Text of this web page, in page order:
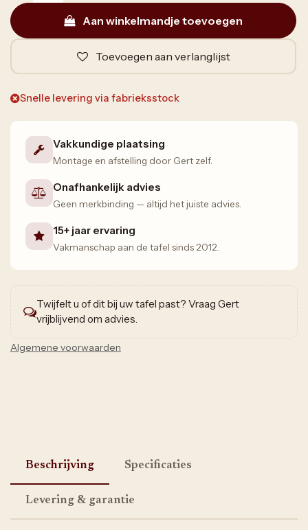
Aan winkelmandje toevoegen
Toevoegen aan verlanglijst
Snelle levering via fabrieksstock
Vakkundige plaatsing
Montage en afstelling door Gert zelf.
Onafhankelijk advies
Geen merkbinding — altijd het juiste advies.
15+ jaar ervaring
Vakmanschap aan de tafel sinds 2012.
Twijfelt u of dit bij uw tafel past? Vraag Gert
vrijblijvend om advies.
Algemene voorwaarden
Beschrijving Specificaties
Levering & garantie